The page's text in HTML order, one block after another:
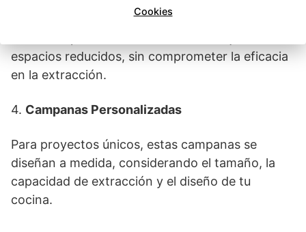
espacios reducidos, sin comprometer la eficacia
en la extracción.
4. Campanas Personalizadas
Para proyectos únicos, estas campanas se
diseñan a medida, considerando el tamaño, la
capacidad de extracción y el diseño de tu
cocina.
Cookies